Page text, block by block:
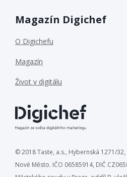
Magazín Digichef
O Digichefu
Magazín
Život v digitálu
© 2018 Taste, a.s., Hybernská 1271/
Nové Město. IČO 06585914, DIČ